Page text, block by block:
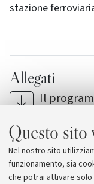
Questo sito
Nel nostro sito
funzionamento, sia
che potrai attivare
stazione
Allegati
Il
Lo sport alle
Il Servizio
Bologna